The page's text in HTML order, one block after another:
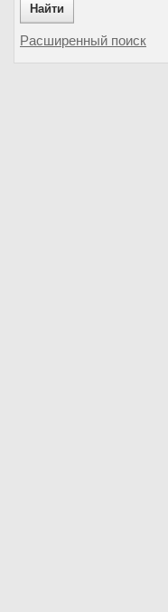
Найти
Расширенный поиск